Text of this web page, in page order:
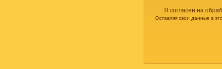
Я согласен на
Оставляя свои данные в